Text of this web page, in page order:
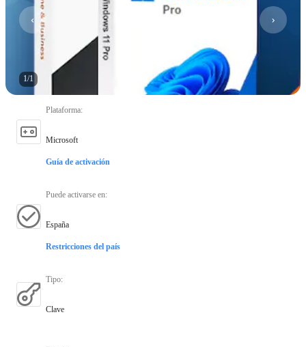
1/1
Plataforma:
Microsoft
Guía de activación
Puede activarse en:
España
Restricciones del país
Tipo:
Clave